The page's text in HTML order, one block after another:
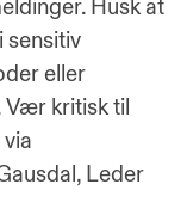
Husk at
sensitiv
eller
Vær kritisk til
Leder